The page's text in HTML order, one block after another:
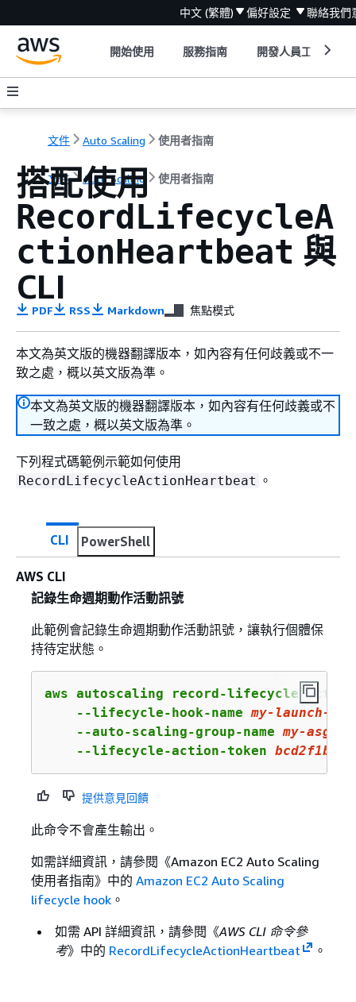
中文 (繁體) 偏好設定 聯絡我們
開始使用 服務指南 開發人員工具
文件 Auto Scaling 使用者指南
文件 Auto Scaling 使用者指南
搭配使用
RecordLifecycleA
ctionHeartbeat 與
CLI
PDF RSS Markdown 焦點模式
本文為英文版的機器翻譯版本，如內容有任何歧義或不一
致之處，概以英文版為準。
本文為英文版的機器翻譯版本，如內容有任何歧義或不
一致之處，概以英文版為準。
下列程式碼範例示範如何使用
RecordLifecycleActionHeartbeat 。
CLI PowerShell
AWS CLI
記錄生命週期動作活動訊號
此範例會記錄生命週期動作活動訊號，讓執行個體保
持待定狀態。
aws autoscaling record-lifecycle-
    --lifecycle-hook-name
my-launch-
    --auto-scaling-group-name
my-asg
    --lifecycle-action-token
bcd2f1b8
提供意見回饋
此命令不會產生輸出。
如需詳細資訊，請參閱《Amazon EC2 Auto Scaling
使用者指南》中的 Amazon EC2 Auto Scaling
lifecycle hook。
如需 API 詳細資訊，請參閱《AWS CLI 命令參
考》中的 RecordLifecycleActionHeartbeat 。